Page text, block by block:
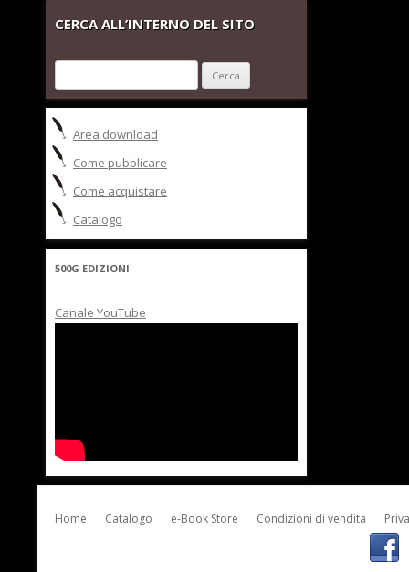
CERCA ALL’INTERNO DEL SITO
per:
Area download
Come pubblicare
Come acquistare
Catalogo
500G EDIZIONI
Canale YouTube
Home Catalogo e-Book Store Condizioni di vendita